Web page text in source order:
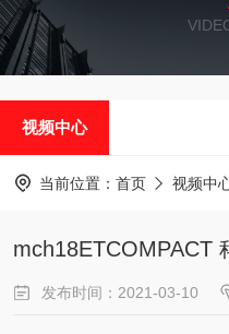
视频中心
当前位置： 首页 视频中
mch18ETCOMPACT
发布时间：2021-03-10